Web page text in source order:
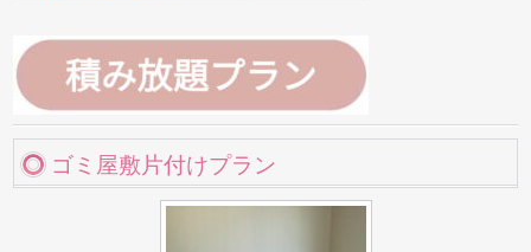
ゴミ屋敷片付けプラン